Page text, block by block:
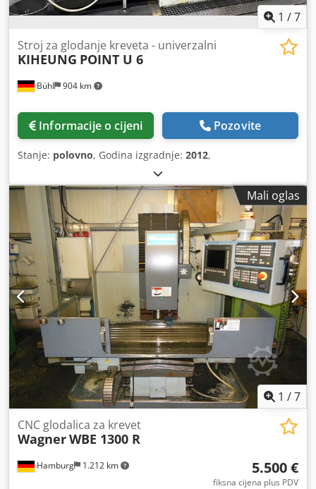
1 /7
Bühl 904 km
Stroj za glodanje kreveta - univerzalni
KIHEUNG POINT U 6
Informacije o cijeni Pozovite
Stanje: polovno, Godina izgradnje: 2012,
Mali oglas
1 /7
Hamburg 1.212 km
CNC glodalica za krevet
WagnerWBE 1300 R
5.500 €
fiksna cijena plus PDV